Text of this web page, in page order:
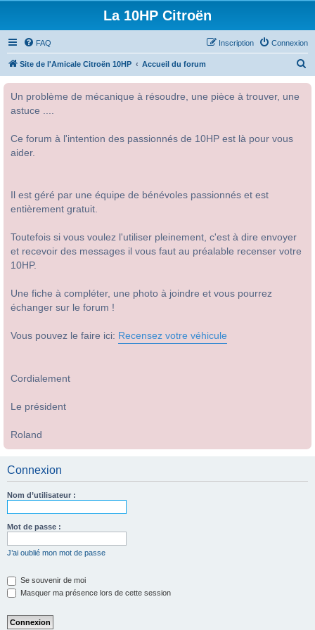
La 10HP Citroën
FAQ Connexion
Inscription
Site de l'Amicale Citroën 10HP Accueil du forum
Un problème de mécanique à résoudre, une pièce à trouver, une
astuce ....
Ce forum à l'intention des passionnés de 10HP est là pour vous
aider.
Il est géré par une équipe de bénévoles passionnés et est
entièrement gratuit.
Toutefois si vous voulez l'utiliser pleinement, c'est à dire envoyer
et recevoir des messages il vous faut au préalable recenser votre
10HP.
Une fiche à compléter, une photo à joindre et vous pourrez
échanger sur le forum !
Vous pouvez le faire ici: Recensez votre véhicule
Cordialement
Le président
Roland
Connexion
Nom d’utilisateur :
Mot de passe :
J’ai oublié mon mot de passe
Se souvenir de moi
Masquer ma présence lors de cette session